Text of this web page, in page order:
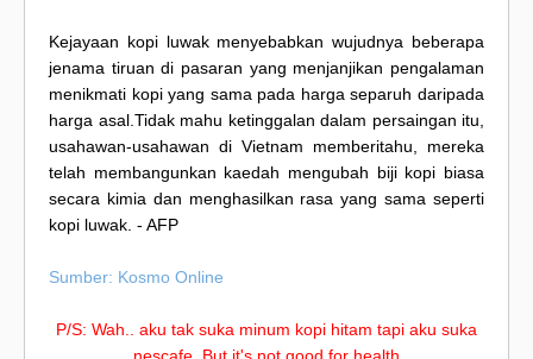
Kejayaan kopi luwak menyebabkan wujudnya beberapa
jenama tiruan di pasaran yang menjanjikan pengalaman
menikmati kopi yang sama pada harga separuh daripada
harga asal.Tidak mahu ketinggalan dalam persaingan itu,
usahawan-usahawan di Vietnam memberitahu, mereka
telah membangunkan kaedah mengubah biji kopi biasa
secara kimia dan menghasilkan rasa yang sama seperti
kopi luwak. - AFP
Sumber: Kosmo Online
P/S: Wah.. aku tak suka minum kopi hitam tapi aku suka